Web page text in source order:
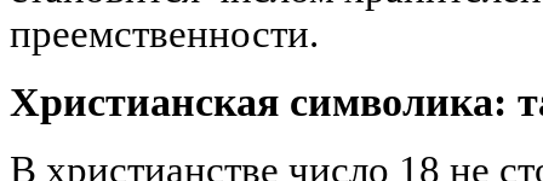
преемственности.
Христианская символика:
В христианстве число 18 не